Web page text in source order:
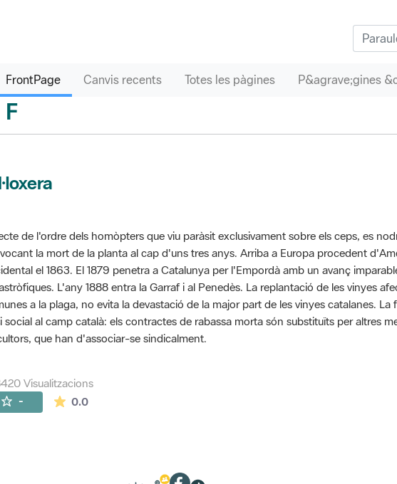
FrontPage Canvis recents Totes les pàgines
F
de l'ordre dels homòpters que viu paràsit exclusivament sobre els ceps, es
la mort de la planta al cap d'uns tres anys. Arriba a Europa procedent
el 1863. El 1879 penetra a Catalunya per l'Empordà amb un avanç
L'any 1888 entra la Garraf i al Penedès. La replantació de les vinyes
a la plaga, no evita la devastació de la major part de les vinyes catalanes. La
social al camp català: els contractes de rabassa morta són substituïts per altres
que han d'associar-se sindicalment.
Visualitzacions
- 0.0La mitjana de les valoracions és de 0 estrelles de 5.